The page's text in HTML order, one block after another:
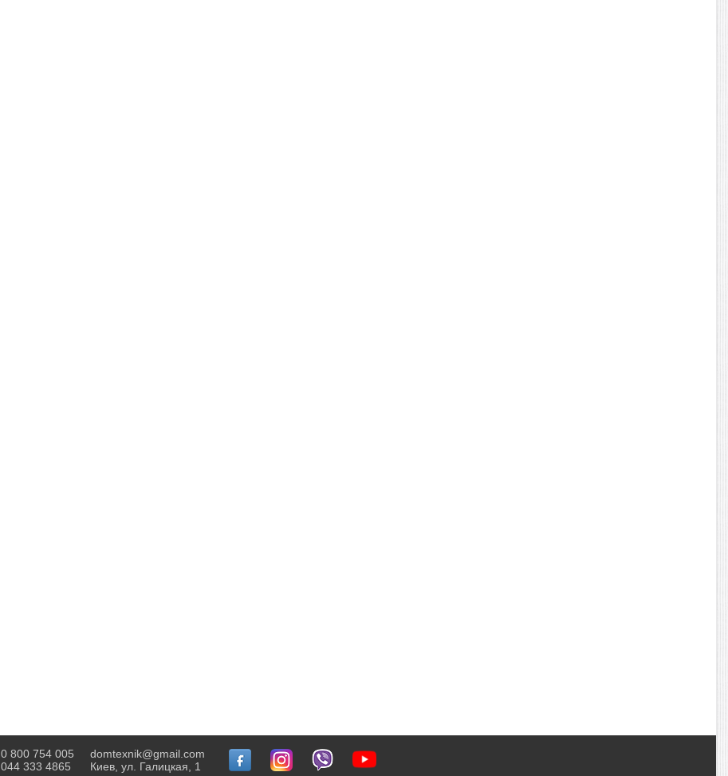
0 800 754 005
044 333 4865
domtexnik@gmail.com
Киев, ул. Галицкая, 1